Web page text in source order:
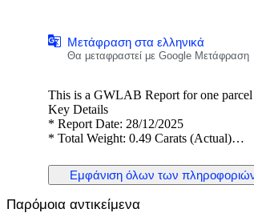
Μετάφραση στα ελληνικά
Θα μεταφραστεί με Google Μετάφραση
This is a GWLAB Report for one
Key Details
* Report Date: 28/12/2025
* Total Weight: 0.49 Carats (Actual)
* Shape & Cutting Style: Square
* Color Grade: Green
* Clarity Grade: VS2 - SI3
* Comments: Color of diamonds is
Εμφάνιση όλων των
Παρόμοια αντικείμενα